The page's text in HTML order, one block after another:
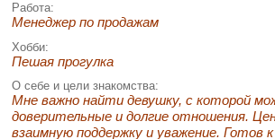
Работа:
Менеджер по продажам
Хобби:
Пешая прогулка
О себе и цели знакомства:
Мне важно найти девушку, с которой
доверительные и долгие отношения.
взаимную поддержку и уважение. Готов